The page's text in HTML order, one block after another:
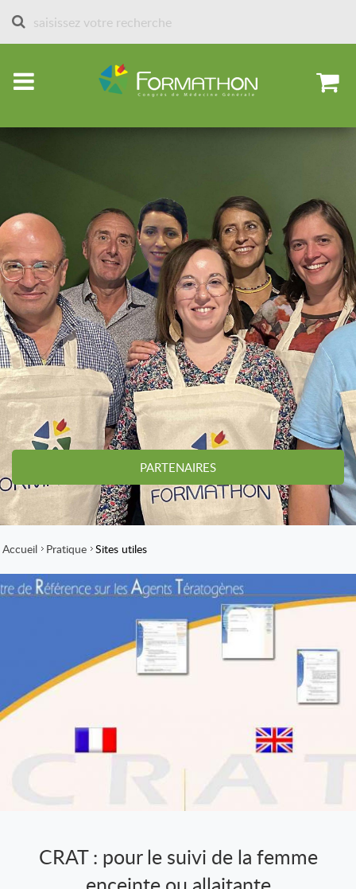
PARTENAIRES
Accueil Pratique Sites utiles
CRAT : pour le suivi de la femme